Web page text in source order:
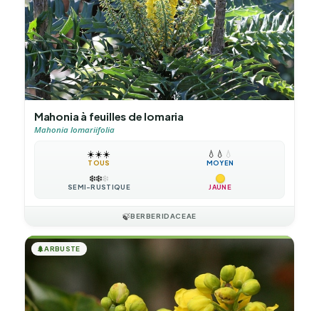
Mahonia à feuilles de lomaria
Mahonia lomariifolia
☀️☀️☀️
TOUS
💧 💧 💧
MOYEN
❄️❄️❄️
SEMI-RUSTIQUE JAUNE
🍃BERBERIDACEAE
🌲ARBUSTE